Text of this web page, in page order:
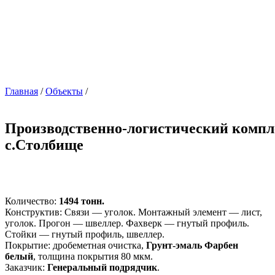
Главная /Объекты /
Производственно-логистический
с.Столбище
Количество: 1494 тонн.
Конструктив: Связи — уголок. Монтажный элемент — лист,
уголок. Прогон — швеллер. Фахверк — гнутый профиль.
Стойки — гнутый профиль, швеллер.
Покрытие: дробеметная очистка, Грунт-эмаль Фарбен
белый, толщина покрытия 80 мкм.
Заказчик: Генеральный подрядчик.